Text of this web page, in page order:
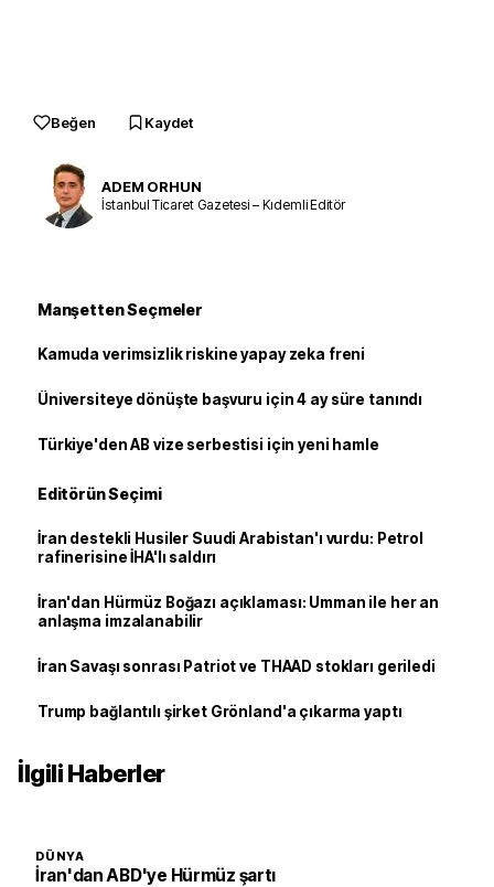
Beğen Kaydet
ADEM ORHUN
İstanbul Ticaret Gazetesi – Kıdemli Editör
Manşetten Seçmeler
Kamuda verimsizlik riskine yapay zeka freni
Üniversiteye dönüşte başvuru için 4 ay süre tanındı
Türkiye'den AB vize serbestisi için yeni hamle
Editörün Seçimi
İran destekli Husiler Suudi Arabistan'ı vurdu: Petrol
rafinerisine İHA'lı saldırı
İran'dan Hürmüz Boğazı açıklaması: Umman ile her an
anlaşma imzalanabilir
İran Savaşı sonrası Patriot ve THAAD stokları geriledi
Trump bağlantılı şirket Grönland'a çıkarma yaptı
İlgili Haberler
DÜNYA
İran'dan ABD'ye Hürmüz şartı